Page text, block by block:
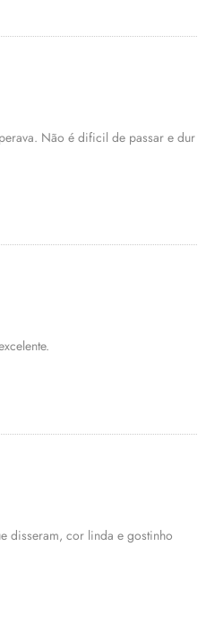
Não é dificil de passar e dur
disseram, cor linda e gostinho